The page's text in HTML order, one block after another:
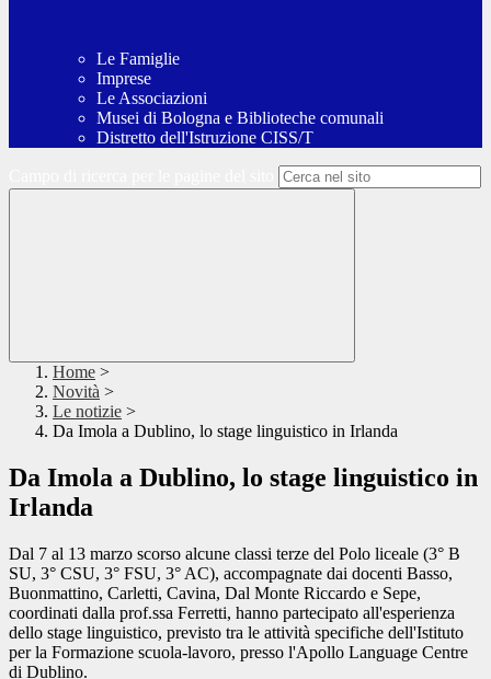
Le Famiglie
Imprese
Le Associazioni
Musei di Bologna e Biblioteche comunali
Distretto dell'Istruzione CISS/T
Home >
Novità >
Le notizie >
Da Imola a Dublino, lo stage linguistico in Irlanda
Da Imola a Dublino, lo stage linguistico in
Irlanda
Dal 7 al 13 marzo scorso alcune classi terze del Polo liceale (3° B
SU, 3° CSU, 3° FSU, 3° AC), accompagnate dai docenti Basso,
Buonmattino, Carletti, Cavina, Dal Monte Riccardo e Sepe,
coordinati dalla prof.ssa Ferretti, hanno partecipato all'esperienza
dello stage linguistico, previsto tra le attività specifiche dell'Istituto
per la Formazione scuola-lavoro, presso l'Apollo Language Centre
di Dublino.